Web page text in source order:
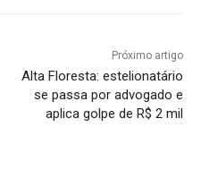
Próximo artigo
Alta Floresta: estelionatário
se passa por advogado e
aplica golpe de R$ 2 mil